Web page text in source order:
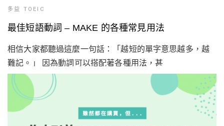
多益 TOEIC
最佳短語動詞 – MAKE 的各種常見用法
相信大家都聽過這麼一句話：「越短的單字意思越多，越
難記。」 因為動詞可以搭配著各種用法，甚